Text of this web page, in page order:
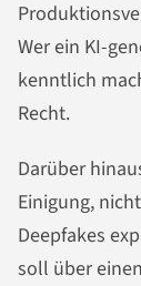
Wer ein KI-
kenntlich
Recht.
Darüber
Einigung,
Deepfakes
soll über